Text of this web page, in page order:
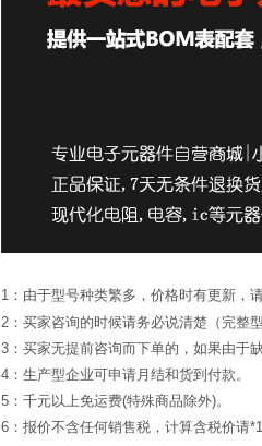
1：由于型号种类繁多，价格时有更新，
2：买家咨询的时候请务必说清楚（完整
3：买家无提前咨询而下单的，如果由于
4：生产型企业可申请月结和货到付款。
5：千元以上免运费(特殊商品除外)。
6：报价不含任何销售税，计算含税价请